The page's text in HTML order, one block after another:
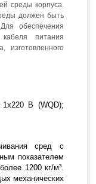
среды корпуса.
должен быть
обеспечения
кабеля питания
изготовленного
1х220 В (WQD);
сред с
показателем
1200 кг/м³.
механических